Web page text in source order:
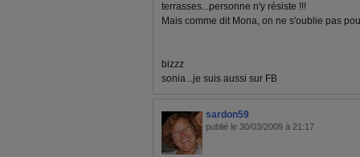
terrasses...personne n'y résiste !!!
Mais comme dit Mona, on ne s'oublie pas
bizzz
sonia...je suis aussi sur FB
sardon59
publié le 30/03/2009 à 21:17